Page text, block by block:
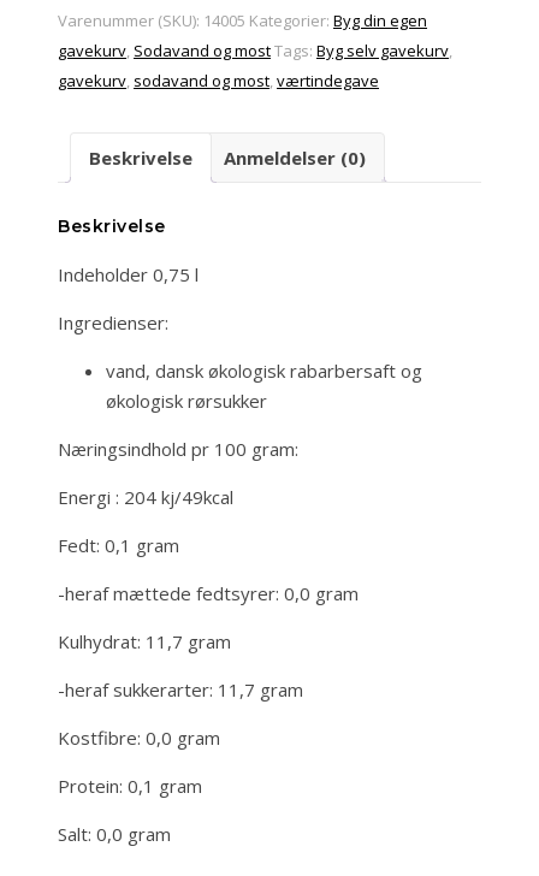
læskedrik
antal
Varenummer (SKU): 14005 Kategorier: Byg din egen
gavekurv, Sodavand og mostTags: Byg selv gavekurv,
gavekurv, sodavand og most,værtindegave
Beskrivelse Anmeldelser (0)
Beskrivelse
Indeholder 0,75 l
Ingredienser:
vand, dansk økologisk rabarbersaft og
økologisk rørsukker
Næringsindhold pr 100 gram:
Energi : 204 kj/49kcal
Fedt: 0,1 gram
-heraf mættede fedtsyrer: 0,0 gram
Kulhydrat: 11,7 gram
-heraf sukkerarter: 11,7 gram
Kostfibre: 0,0 gram
Protein: 0,1 gram
Salt: 0,0 gram